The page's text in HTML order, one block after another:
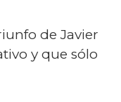
de Javier
y que sólo